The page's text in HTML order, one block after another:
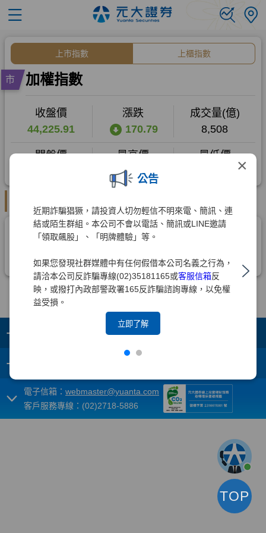
×
公告
近期詐騙猖獗，請投資人切勿輕信不明來電、簡訊、連
結或陌生群組。本公司不會以電話、簡訊或LINE邀請
「領取飆股」、「明牌體驗」等。
如果您發現社群媒體中有任何假借本公司名義之行為，
請洽本公司反詐騙專線(02)35181165或客服信箱反
映，或撥打內政部警政署165反詐騙諮詢專線，以免權
益受損。
立即了解
+
+
電子信箱： webmaster@yuanta.com
客戶服務專線：(02)2718-5886
TOP